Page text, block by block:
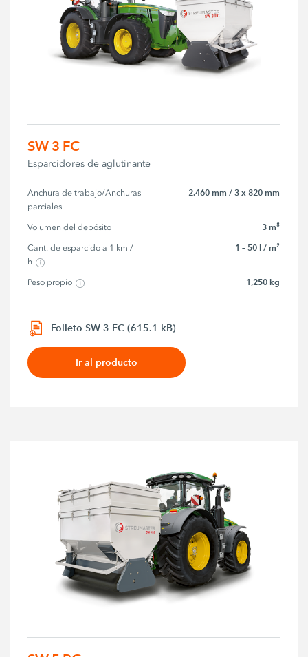
SW 3 FC
Esparcidores de aglutinante
Anchura de trabajo/Anchuras
parciales
2.460 mm / 3 x 820 mm
Volumen del depósito 3 m³
Cant. de esparcido a 1 km /
h
1 – 50 l / m²
Peso propio 1,250 kg
Folleto SW 3 FC (615.1 kB)
Ir al producto